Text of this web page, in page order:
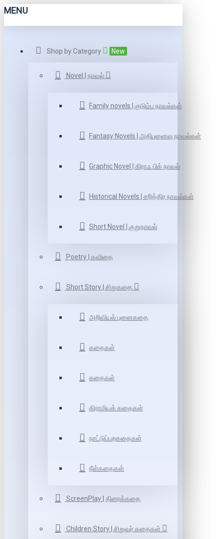
MENU
Shop by Category New
Novel | நாவல்
Family novels | குடும்ப நாவல்கள்
Fantasy Novels | அதிபுனைவு நாவல்கள்
Graphic Novel | கிராஃ பிக் நாவல்
Historical Novels | சரித்திர நாவல்கள்
Short Novel | குறுநாவல்
Poetry | கவிதை
Short Story | சிறுகதை
அறிவியல் புனைகதை
கதைகள்
கதைகள்
கிராமியக் கதைகள்
நாட்டுப்புறகதைகள்
நீள்கதைகள்
ScreenPlay | திரைக்கதை
Children Story | சிறுவர் கதைகள்